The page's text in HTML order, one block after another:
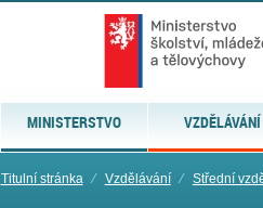
MINISTERSTVO VZDĚLÁVÁNÍ
Titulní stránka ⁄ Vzdělávání ⁄ Střední